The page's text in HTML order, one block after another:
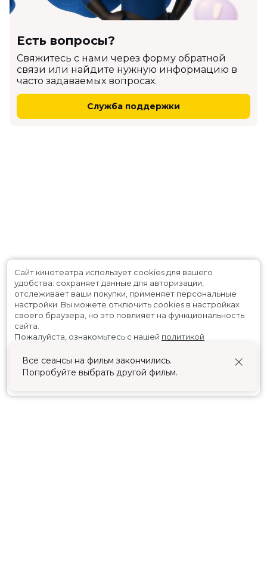
Есть вопросы?
Cвяжитесь с нами через форму обратной
связи или найдите нужную информацию в
часто задаваемых вопросах.
Служба поддержки
Все сеансы на фильм закончились.
Попробуйте выбрать другой фильм.
Сайт кинотеатра использует cookies для вашего
удобства: сохраняет данные для авторизации,
отслеживает ваши покупки, применяет персональные
настройки. Вы можете отключить cookies в настройках
своего браузера, но это повлияет на функциональность
сайта.
Пожалуйста, ознакомьтесь с нашей политикой
Принять